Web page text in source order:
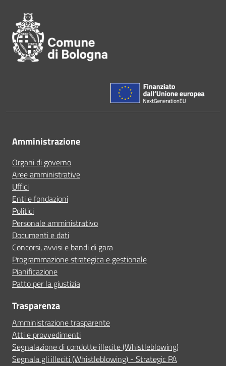
Amministrazione
Organi di governo
Aree amministrative
Uffici
Enti e fondazioni
Politici
Personale amministrativo
Documenti e dati
Concorsi, avvisi e bandi di gara
Programmazione strategica e gestionale
Pianificazione
Patto per la giustizia
Trasparenza
Amministrazione trasparente
Atti e provvedimenti
Segnalazione di condotte illecite (Whistleblowing)
Segnala gli illeciti (Whistleblowing) - Strategic PA